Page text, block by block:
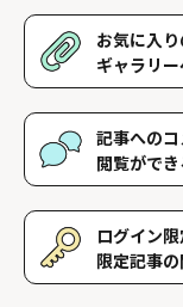
好きな人物をフォ
記事を閲覧するこ
認できます。
お気に入り
ギャラリ
好きな記事やギャ
覧することができま
記事へのコ
閲覧ができ
記事に対して応援や
したコメントを読
ログイン
限定記事